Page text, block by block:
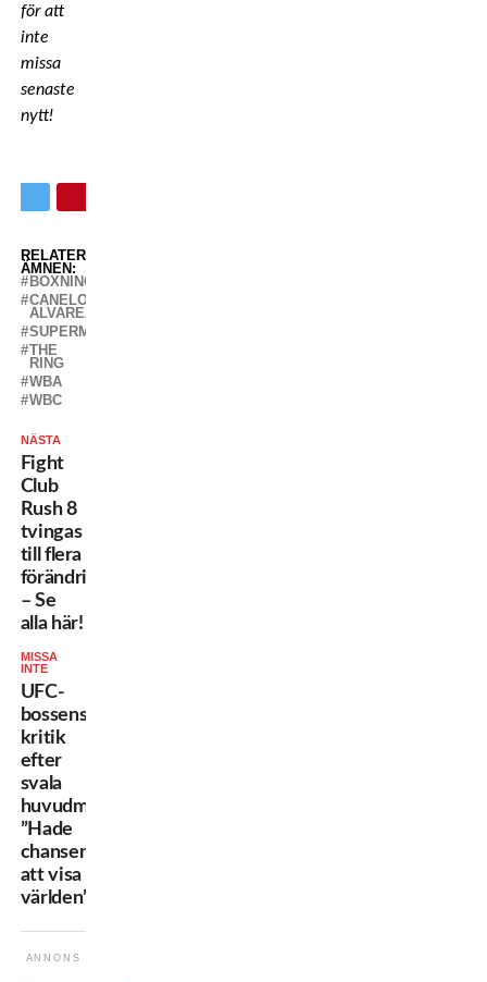
för att
inte
missa
senaste
nytt!
RELATERADE
ÄMNEN:
BOXNING
CANELO
ALVAREZ
SUPERMELLANVIKT
THE
RING
WBA
WBC
NÄSTA
Fight
Club
Rush 8
tvingas
till flera
förändringar
– Se
alla här!
MISSA
INTE
UFC-
bossens
kritik
efter
svala
huvudmatchen:
”Hade
chansen
att visa
världen”
ANNONS